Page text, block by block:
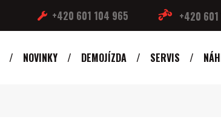
+420 601 104 965 +420
NOVINKY DEMOJÍZDA SERVIS